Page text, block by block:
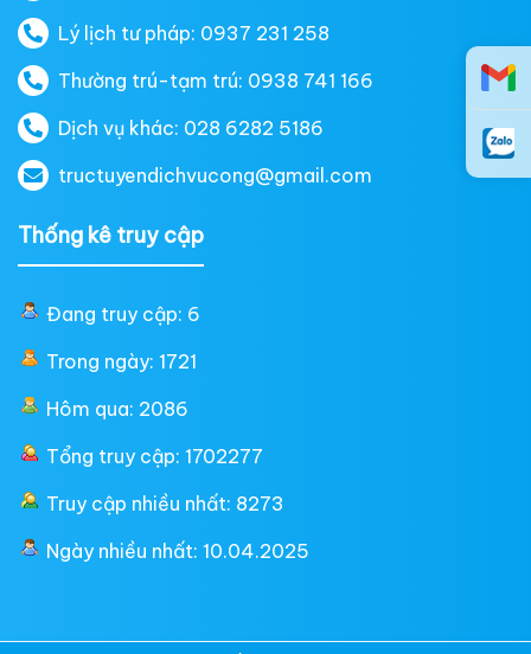
Lý lịch tư pháp: 0937 231 258
Thường trú-tạm trú: 0938 741 166
Dịch vụ khác: 028 6282 5186
tructuyendichvucong@gmail.com
Thống kê truy cập
Đang truy cập: 6
Trong ngày: 1721
Hôm qua: 2086
Tổng truy cập: 1702277
Truy cập nhiều nhất: 8273
Ngày nhiều nhất: 10.04.2025